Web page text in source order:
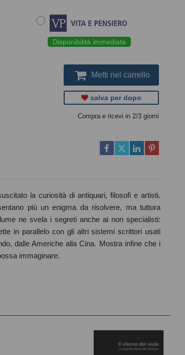
Disponibilità immediata
Metti nel carrello
salva per dopo
Compra e ricevi in 2/3 giorni
la curiosità di antiquari, filosofi e artisti.
più un enigma da risolvere, ma tuttora
ne svela i segreti anche ai non specialisti:
in parallelo con gli altri sistemi scrittori usati
dalle Americhe alla Cina. Mostra infine che i
immaginare.